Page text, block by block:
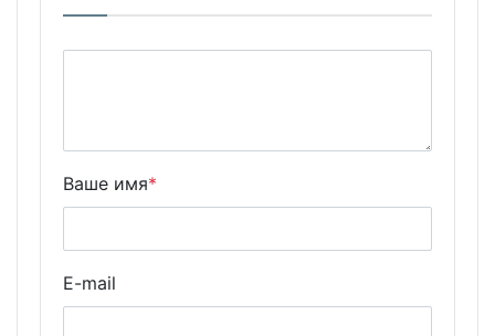
Ваше имя*
E-mail